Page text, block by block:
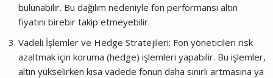
bulunabilir. Bu dağılım nedeniyle fon performansı altın
fiyatını birebir takip etmeyebilir.
Vadeli İşlemler ve Hedge Stratejileri: Fon yöneticileri risk
azaltmak için koruma (hedge) işlemleri yapabilir. Bu işlemler,
altın yükselirken kısa vadede fonun daha sınırlı artmasına ya